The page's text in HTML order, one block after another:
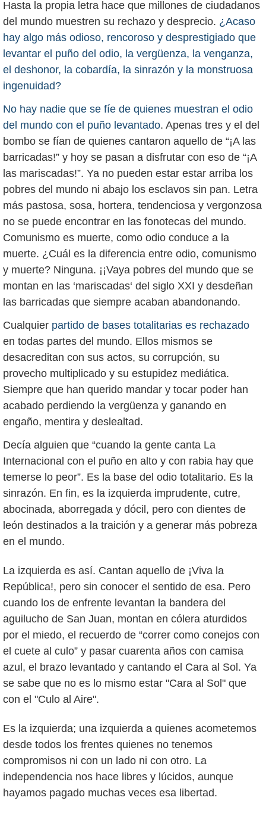
Hasta la propia letra hace que millones de ciudadanos
del mundo muestren su rechazo y desprecio. ¿Acaso
hay algo más odioso, rencoroso y desprestigiado que
levantar el puño del odio, la vergüenza, la venganza,
el deshonor, la cobardía, la sinrazón y la monstruosa
ingenuidad?
No hay nadie que se fíe de quienes muestran el odio
del mundo con el puño levantado. Apenas tres y el del
bombo se fían de quienes cantaron aquello de “¡A las
barricadas!” y hoy se pasan a disfrutar con eso de “¡A
las mariscadas!”. Ya no pueden estar estar arriba los
pobres del mundo ni abajo los esclavos sin pan. Letra
más pastosa, sosa, hortera, tendenciosa y vergonzosa
no se puede encontrar en las fonotecas del mundo.
Comunismo es muerte, como odio conduce a la
muerte. ¿Cuál es la diferencia entre odio, comunismo
y muerte? Ninguna. ¡¡Vaya pobres del mundo que se
montan en las ‘mariscadas‘ del siglo XXI y desdeñan
las barricadas que siempre acaban abandonando.
Cualquier partido de bases totalitarias es rechazado
en todas partes del mundo. Ellos mismos se
desacreditan con sus actos, su corrupción, su
provecho multiplicado y su estupidez mediática.
Siempre que han querido mandar y tocar poder han
acabado perdiendo la vergüenza y ganando en
engaño, mentira y deslealtad.
Decía alguien que “cuando la gente canta La
Internacional con el puño en alto y con rabia hay que
temerse lo peor”. Es la base del odio totalitario. Es la
sinrazón. En fin, es la izquierda imprudente, cutre,
abocinada, aborregada y dócil, pero con dientes de
león destinados a la traición y a generar más pobreza
en el mundo.
La izquierda es así. Cantan aquello de ¡Viva la
República!, pero sin conocer el sentido de esa. Pero
cuando los de enfrente levantan la bandera del
aguilucho de San Juan, montan en cólera aturdidos
por el miedo, el recuerdo de “correr como conejos con
el cuete al culo” y pasar cuarenta años con camisa
azul, el brazo levantado y cantando el Cara al Sol. Ya
se sabe que no es lo mismo estar "Cara al Sol" que
con el "Culo al Aire".
Es la izquierda; una izquierda a quienes acometemos
desde todos los frentes quienes no tenemos
compromisos ni con un lado ni con otro. La
independencia nos hace libres y lúcidos, aunque
hayamos pagado muchas veces esa libertad.